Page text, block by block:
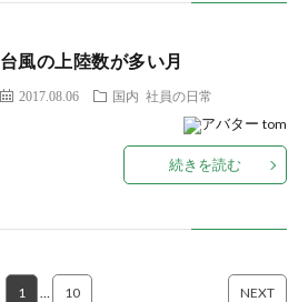
台風の上陸数が多い月
2017.08.06 国内 社員の日常
tom
続きを読む
1 … 10 NEXT